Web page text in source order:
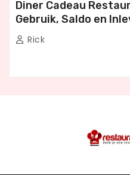
Diner Cadeau
Gebruik, Saldo en
Rick